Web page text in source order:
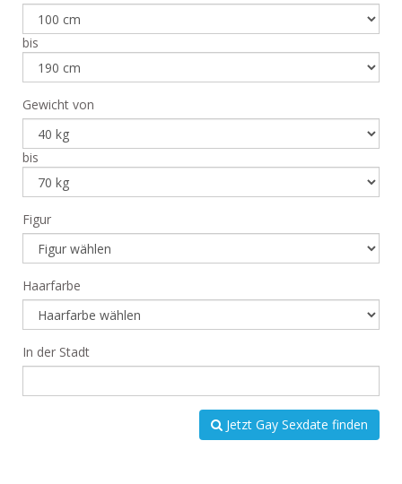
bis
Gewicht von
bis
Figur
Haarfarbe
In der Stadt
Jetzt Gay Sexdate finden